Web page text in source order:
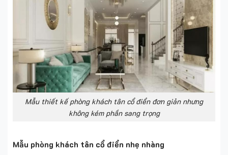
Mẫu thiết kế phòng khách tân cổ điển đơn giản nhưng
không kém phần sang trọng
Mẫu phòng khách tân cổ điển nhẹ nhàng